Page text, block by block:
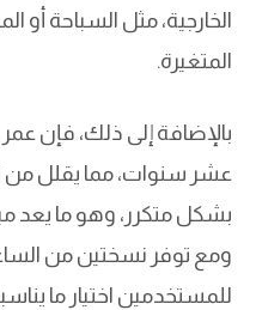
الخارجية، مثل السباحة
المتغيرة.
بالإضافة إلى ذلك، فإن
عشر سنوات، مما يقلل من
بشكل متكرر، وهو ما يعد
ومع توفر نسختين من
للمستخدمين اختيار ما